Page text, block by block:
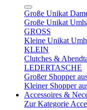
Große Unikat
Große Unikat
GROSS
Kleine Unikat
KLEIN
Clutches &
LEDERTASCHE
Großer Shopper
Kleiner Shopper
Accessoires &
Zur Kategorie